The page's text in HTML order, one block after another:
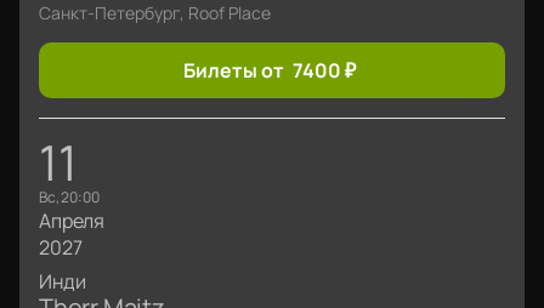
Санкт-Петербург, Roof Place
Билеты от 7400₽
11
вс, 20:00
Апреля
2027
Инди